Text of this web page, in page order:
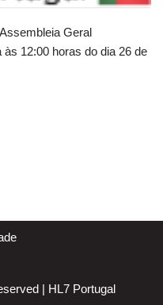
Geral
12:00 horas do dia 26 de
| HL7 Portugal